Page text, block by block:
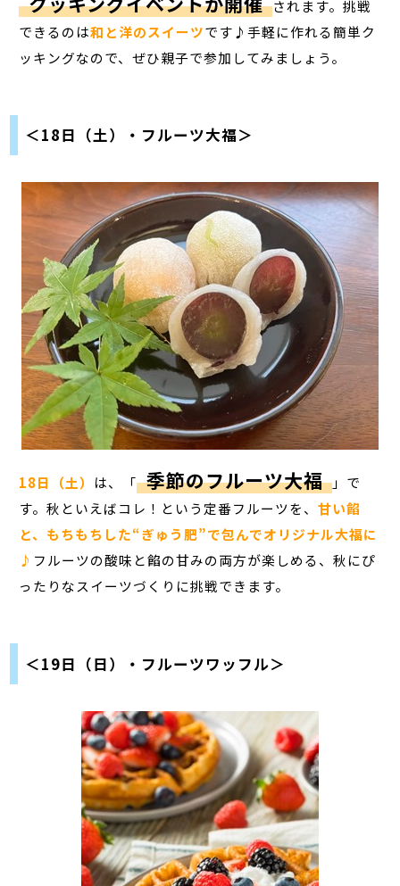
されます。挑戦
できるのは和と洋のスイーツです♪手軽に作れる簡単ク
ッキングなので、ぜひ親子で参加してみましょう。
＜18日（土）・フルーツ大福＞
18日（土） は、「 季節のフルーツ大福
」で
す。秋といえばコレ！という定番フルーツを、甘い餡
と、もちもちした“ぎゅう肥”で包んでオリジナル大福に
♪ フルーツの酸味と餡の甘みの両方が楽しめる、秋にぴ
ったりなスイーツづくりに挑戦できます。
＜19日（日）・フルーツワッフル＞